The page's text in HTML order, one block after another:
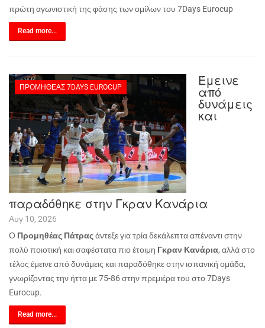
πρώτη αγωνιστική της φάσης των ομίλων του 7Days Eurocup
Read more...
ΠΡΟΜΗΘΈΑΣ 7DAYS EUROCUP Έμεινε
από
δυνάμεις
και
παραδόθηκε στην Γκραν Κανάρια
Αυγ 10, 2026
Ο Προμηθέας Πάτραςάντεξε για τρία δεκάλεπτα απέναντι στην
πολύ ποιοτική και σαφέστατα πιο έτοιμη Γκραν Κανάρια, αλλά στο
τέλος έμεινε από δυνάμεις και παραδόθηκε στην ισπανική ομάδα,
γνωρίζοντας την ήττα με 75-86 στην πρεμιέρα του στο 7Days
Eurocup.
Read more...